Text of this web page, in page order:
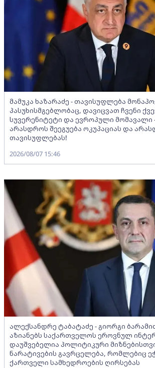
მამუკა ხაზარაძე - თავისუფლება
პასუხისმგებლობაც, დავიცვათ ჩვენი
სუვერენიტეტი და ევროპული
არასდროს შეეგუება ოკუპაციას და
თავისუფლებას!
2026/08/07 15:46
ალექსანდრე ტაბატაძე - გიორგი
აზიანებს საქართველოს ეროვნულ
დაუშვებელია პოლიტიკური
ნარატივების გავრცელება, რომლებიც
ქართველი სამხედროების ღირსებას